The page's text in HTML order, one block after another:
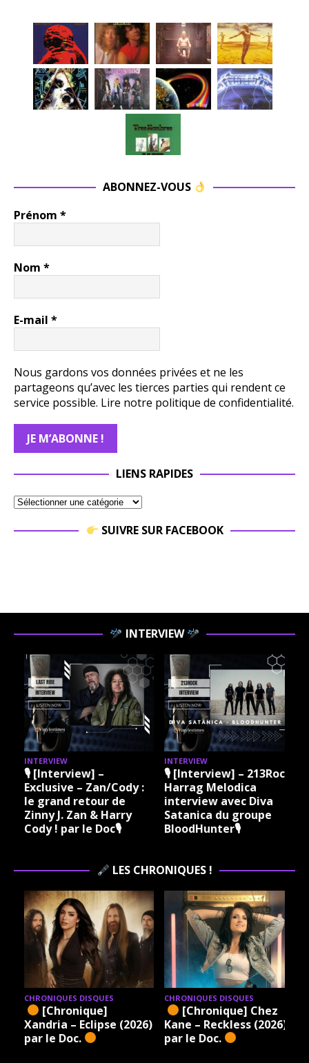
ABONNEZ-VOUS
Prénom *
Nom *
E-mail *
Nous gardons vos données privées et ne les
partageons qu’avec les tierces parties qui rendent ce
service possible. Lire notre politique de confidentialité.
LIENS RAPIDES
SUIVRE SUR FACEBOOK
INTERVIEW
INTERVIEW
🎙 [Interview] –
Exclusive – Zan/Cody :
le grand retour de
Zinny J. Zan & Harry
Cody ! par le Doc🎙
INTERVIEW
🎙 [Interview] – 213Rock
Harrag Melodica
interview avec Diva
Satanica du groupe
BloodHunter🎙
LES CHRONIQUES !
CHRONIQUES DISQUES
[Chronique]
Xandria – Eclipse (2026)
par le Doc.
CHRONIQUES DISQUES
[Chronique] Chez
Kane – Reckless (2026)
par le Doc.